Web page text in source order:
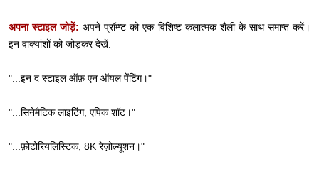
अपना स्टाइल जोड़ें: अपने प्रॉम्प्ट को एक विशिष्ट कलात्मक शैली के साथ समाप्त करें।
इन वाक्यांशों को जोड़कर देखें:
"...इन द स्टाइल ऑफ़ एन ऑयल पेंटिंग।"
"...सिनेमैटिक लाइटिंग, एपिक शॉट।"
"...फ़ोटोरियलिस्टिक, 8K रेज़ोल्यूशन।"